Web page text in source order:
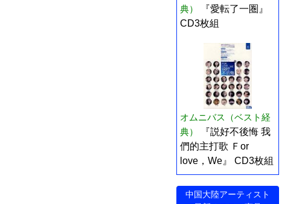
典）
『愛転了一圏』
CD3枚組
オムニバス（ベスト経
典）
『説好不後悔 我
們的主打歌 Ｆor
love，We』 CD3枚組
中国大陸アーティスト